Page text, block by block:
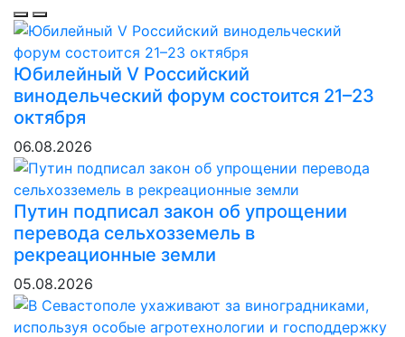
Юбилейный V Российский
винодельческий форум состоится 21–23
октября
06.08.2026
Путин подписал закон об упрощении
перевода сельхозземель в
рекреационные земли
05.08.2026